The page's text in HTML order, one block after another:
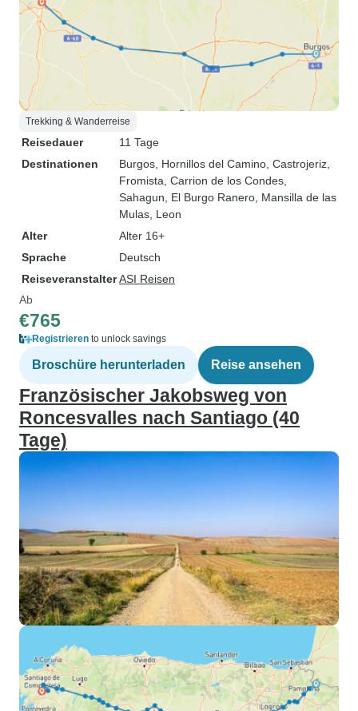
Trekking & Wanderreise
Reisedauer
11 Tage
Destinationen
Burgos , Hornillos del Camino , Castrojeriz
Fromista , Carrion de los Condes
Sahagun , El Burgo Ranero , Mansilla de las
Mulas , Leon
Alter
Alter 16+
Sprache
Deutsch
ReiseveranstalterASI Reisen
Ab
€765
Registrieren to unlock savings
Broschüre herunterladen Reise ansehen
Französischer Jakobsweg von
Roncesvalles nach Santiago (40
Tage)